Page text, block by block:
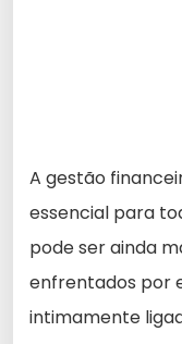
A gestão
essencial para
pode ser ainda
enfrentados por
intimamente